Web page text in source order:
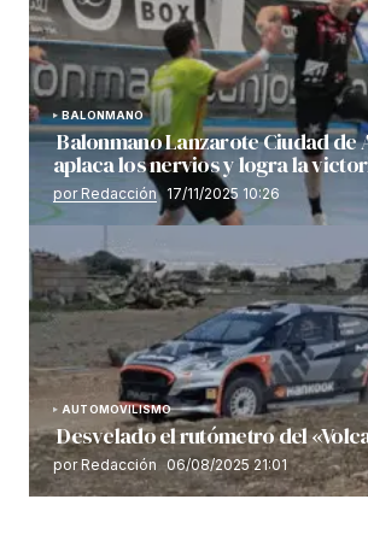
BALONMANO
Balonmano Lanzarote Ciudad de
aplaca los nervios y logra la
por Redacción 17/11/2025 10:26
AUTOMOVILISMO
Desvelado el rutómetro del
por Redacción 06/08/2025 21:01